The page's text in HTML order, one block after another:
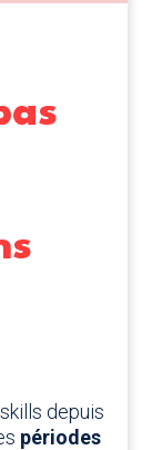
depuis
périodes